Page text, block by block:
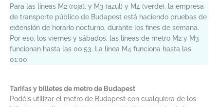
Para las líneas M2 (roja), y M3 (azul) y M4 (verde), la empresa
de transporte público de Budapest está haciendo pruebas de
extensión de horario nocturno, durante los fines de semana.
Por eso, los viernes y sábados, las líneas de metro M2 y M3
funcionan hasta las 00:53. La línea M4 funciona hasta las
01:00.
Tarifas y billetes de metro de Budapest
Podéis utilizar el metro de Budapest con cualquiera de los